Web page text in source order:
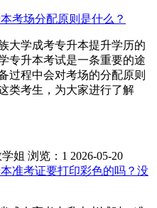
考场分配原则是什么？
大学成考专升本提升学历的
专升本考试是一条重要的途
过程中会对考场的分配原则
类考生，为大家进行了解
姐 浏览：1 2026-05-20
准考证要打印彩色的吗？没